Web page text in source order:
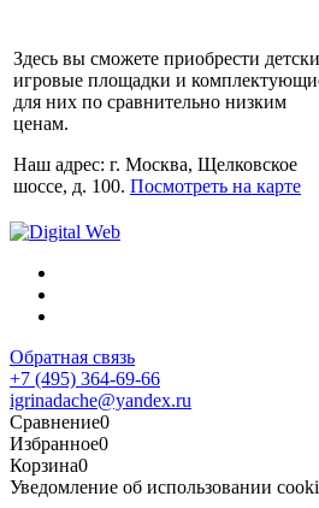
Здесь вы сможете приобрести
игровые площадки и
для них по сравнительно низким
ценам.
Наш адрес: г. Москва, Щелковское
шоссе, д. 100. Посмотреть на карте
Обратная связь
+7 (495) 364-69-66
igrinadache@yandex.ru
Сравнение0
Избранное0
Корзина0
Уведомление об использовании